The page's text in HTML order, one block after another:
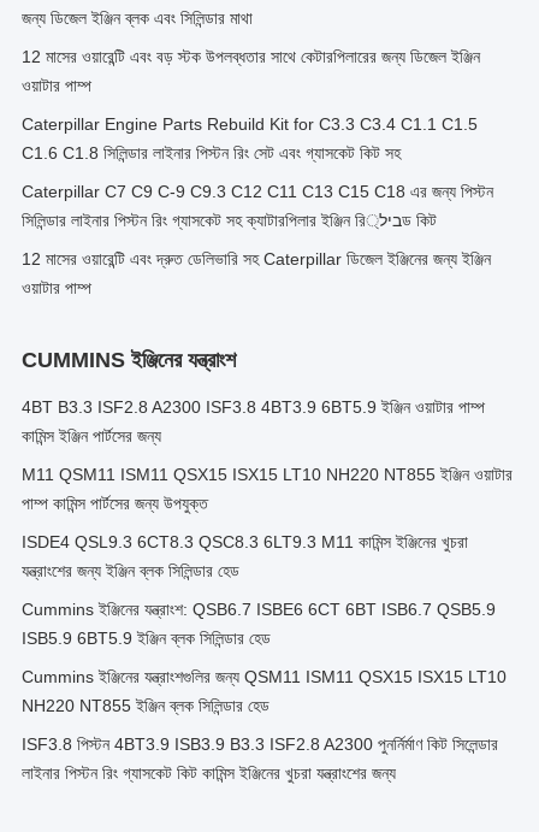
জন্য ডিজেল ইঞ্জিন ব্লক এবং সিলিন্ডার মাথা
12 মাসের ওয়ারেন্টি এবং বড় স্টক উপলব্ধতার সাথে কেটারপিলারের জন্য ডিজেল ইঞ্জিন
ওয়াটার পাম্প
Caterpillar Engine Parts Rebuild Kit for C3.3 C3.4 C1.1 C1.5
C1.6 C1.8 সিলিন্ডার লাইনার পিস্টন রিং সেট এবং গ্যাসকেট কিট সহ
Caterpillar C7 C9 C-9 C9.3 C12 C11 C13 C15 C18 এর জন্য পিস্টন
সিলিন্ডার লাইনার পিস্টন রিং গ্যাসকেট সহ ক্যাটারপিলার ইঞ্জিন রিביל্ড কিট
12 মাসের ওয়ারেন্টি এবং দ্রুত ডেলিভারি সহ Caterpillar ডিজেল ইঞ্জিনের জন্য ইঞ্জিন
ওয়াটার পাম্প
CUMMINS ইঞ্জিনের যন্ত্রাংশ
4BT B3.3 ISF2.8 A2300 ISF3.8 4BT3.9 6BT5.9 ইঞ্জিন ওয়াটার পাম্প
কামিন্স ইঞ্জিন পার্টসের জন্য
M11 QSM11 ISM11 QSX15 ISX15 LT10 NH220 NT855 ইঞ্জিন ওয়াটার
পাম্প কামিন্স পার্টসের জন্য উপযুক্ত
ISDE4 QSL9.3 6CT8.3 QSC8.3 6LT9.3 M11 কামিন্স ইঞ্জিনের খুচরা
যন্ত্রাংশের জন্য ইঞ্জিন ব্লক সিলিন্ডার হেড
Cummins ইঞ্জিনের যন্ত্রাংশ: QSB6.7 ISBE6 6CT 6BT ISB6.7 QSB5.9
ISB5.9 6BT5.9 ইঞ্জিন ব্লক সিলিন্ডার হেড
Cummins ইঞ্জিনের যন্ত্রাংশগুলির জন্য QSM11 ISM11 QSX15 ISX15 LT10
NH220 NT855 ইঞ্জিন ব্লক সিলিন্ডার হেড
ISF3.8 পিস্টন 4BT3.9 ISB3.9 B3.3 ISF2.8 A2300 পুনর্নির্মাণ কিট সিলেন্ডার
লাইনার পিস্টন রিং গ্যাসকেট কিট কামিন্স ইঞ্জিনের খুচরা যন্ত্রাংশের জন্য